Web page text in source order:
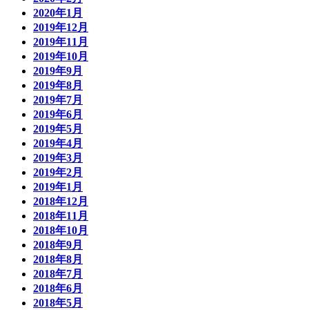
2020年1月
2019年12月
2019年11月
2019年10月
2019年9月
2019年8月
2019年7月
2019年6月
2019年5月
2019年4月
2019年3月
2019年2月
2019年1月
2018年12月
2018年11月
2018年10月
2018年9月
2018年8月
2018年7月
2018年6月
2018年5月